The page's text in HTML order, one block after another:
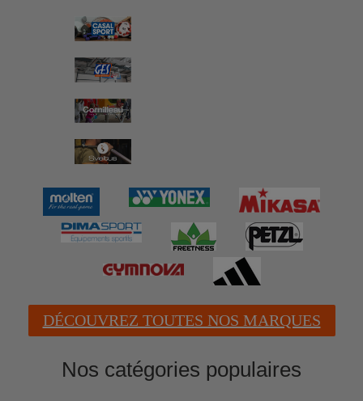
DÉCOUVREZ TOUTES NOS MARQUES
Nos catégories populaires